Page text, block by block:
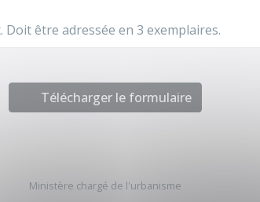
être adressée en 3 exemplaires.
Télécharger le formulaire
Ministère chargé de l'urbanisme